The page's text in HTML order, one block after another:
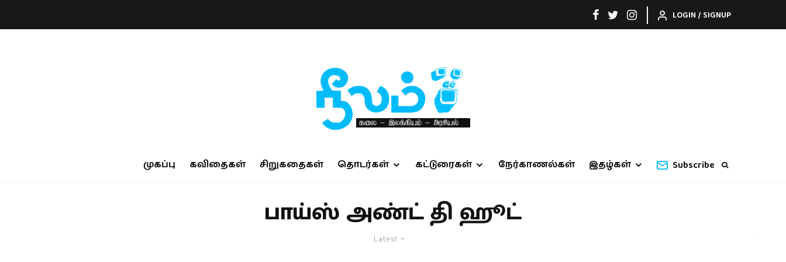
LOGIN / SIGNUP
முகப்பு கவிதைகள் சிறுகதைகள் தொடர்கள் கட்டுரைகள் நேர்காணல்கள் இதழ்கள் Subscribe
பாய்ஸ் அண்ட் தி ஹூட்
Latest